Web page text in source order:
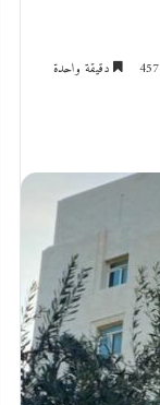
457 دقيقة واحدة